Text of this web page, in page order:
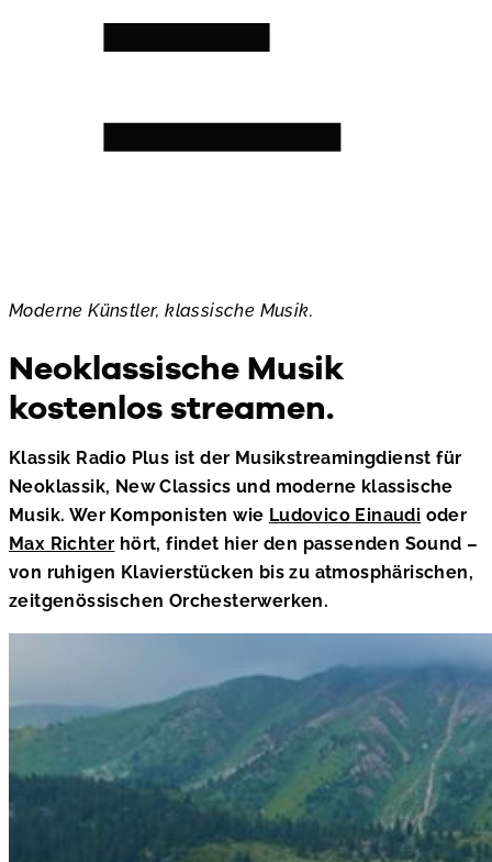
Moderne Künstler, klassische Musik.
Neoklassische Musik
kostenlos streamen.
Klassik Radio Plus ist der Musikstreamingdienst für
Neoklassik, New Classics und moderne klassische
Musik. Wer Komponisten wie Ludovico Einaudi oder
Max Richter hört, findet hier den passenden Sound –
von ruhigen Klavierstücken bis zu atmosphärischen,
zeitgenössischen Orchesterwerken.